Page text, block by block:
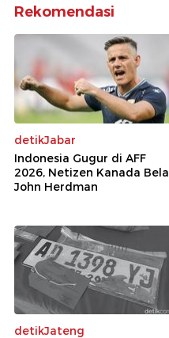
Rekomendasi
detikJabar
Indonesia Gugur di AFF
2026, Netizen Kanada Bela
John Herdman
detikJateng